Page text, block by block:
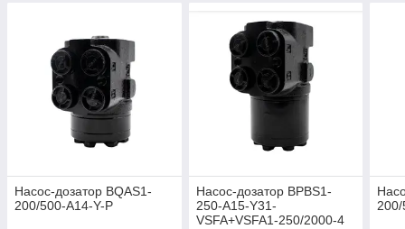
Насос-дозатор BQAS1-
200/500-A14-Y-P
Насос-дозатор BPBS1-
250-A15-Y31-
VSFA+VSFA1-250/2000-4